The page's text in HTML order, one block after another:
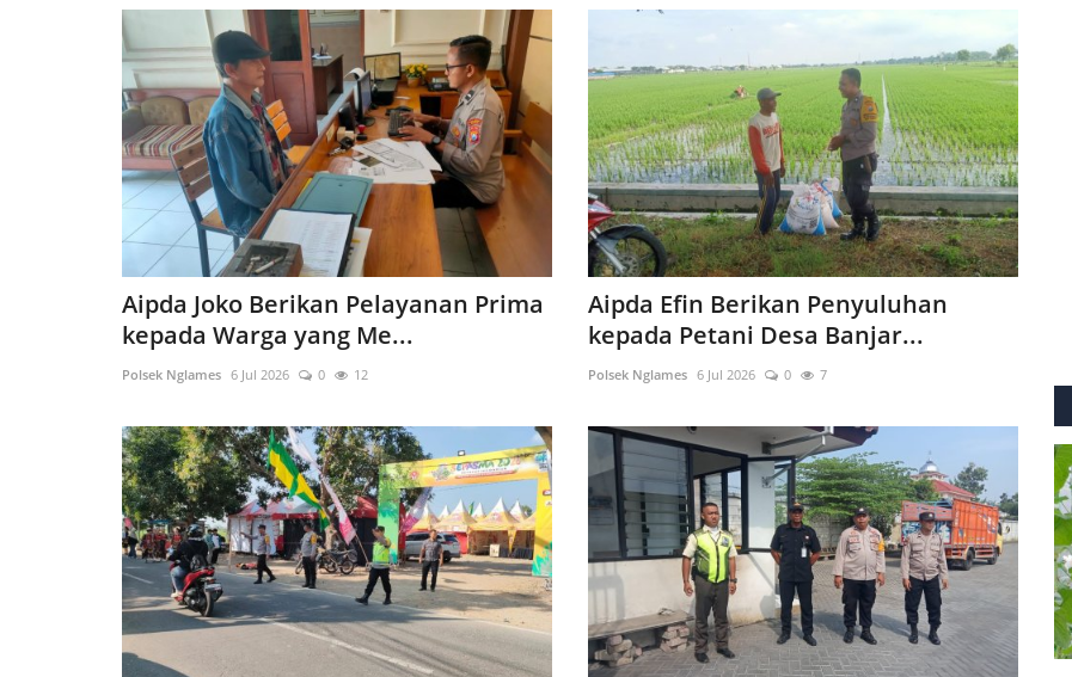
Aipda Joko Berikan Pelayanan Prima
kepada Warga yang Me...
Polsek Nglames 6 Jul 2026 0 12
Aipda Efin Berikan Penyuluhan
kepada Petani Desa Banjar...
Polsek Nglames 6 Jul 2026 0 7